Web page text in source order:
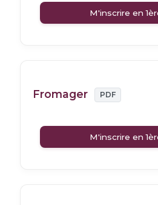
M'inscrire en
Fromager PDF
M'inscrire en